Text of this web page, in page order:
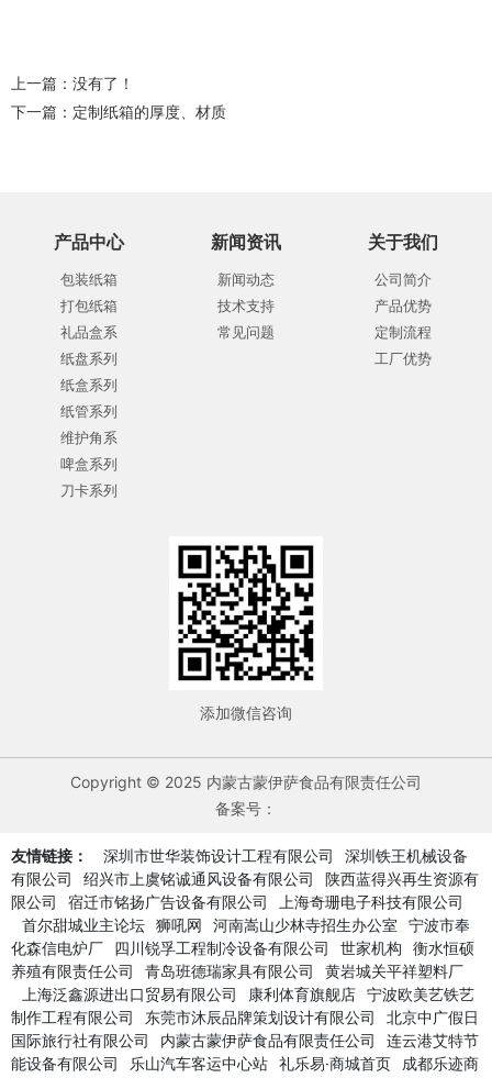
上一篇：没有了！
下一篇： 定制纸箱的厚度、材质
产品中心
包装纸箱
打包纸箱
礼品盒系
纸盘系列
纸盒系列
纸管系列
维护角系
啤盒系列
刀卡系列
新闻资讯
新闻动态
技术支持
常见问题
关于我们
公司简介
产品优势
定制流程
工厂优势
添加微信咨询
Copyright © 2025 内蒙古蒙伊萨食品有限责任公司
备案号：
友情链接： 深圳市世华装饰设计工程有限公司
深圳铁王机械设备
有限公司
绍兴市上虞铭诚通风设备有限公司
陕西蓝得兴再生资源有
限公司
宿迁市铭扬广告设备有限公司
上海奇珊电子科技有限公司
首尔甜城业主论坛 狮吼网 河南嵩山少林寺招生办公室
宁波市奉
化森信电炉厂
四川锐孚工程制冷设备有限公司 世家机构
衡水恒硕
养殖有限责任公司
青岛班德瑞家具有限公司
黄岩城关平祥塑料厂
上海泛鑫源进出口贸易有限公司
康利体育旗舰店 宁波欧美艺铁艺
制作工程有限公司
东莞市沐辰品牌策划设计有限公司
北京中广假日
国际旅行社有限公司
内蒙古蒙伊萨食品有限责任公司
连云港艾特节
能设备有限公司
乐山汽车客运中心站 礼乐易·商城首页
成都乐迹商